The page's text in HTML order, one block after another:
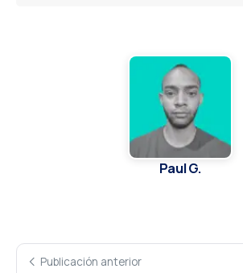
Paul G.
Publicación anterior